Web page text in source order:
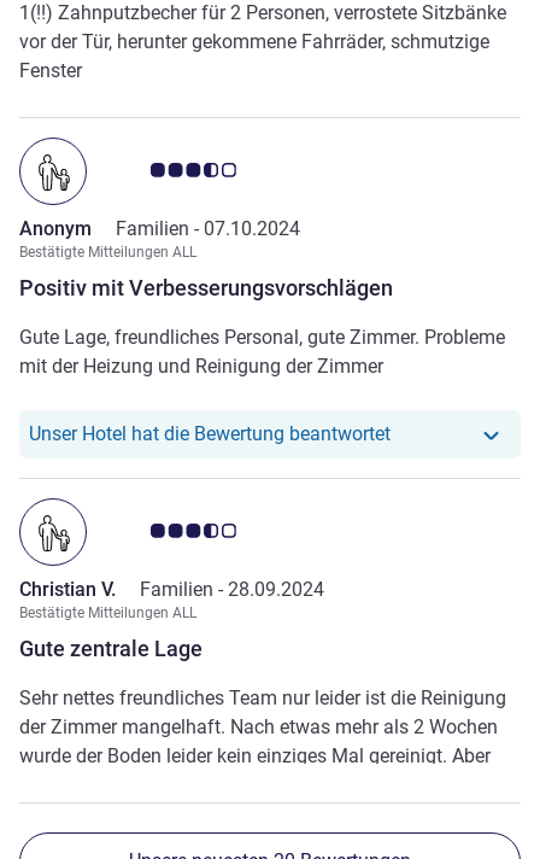
1(!!) Zahnputzbecher für 2 Personen, verrostete Sitzbänke
vor der Tür, herunter gekommene Fahrräder, schmutzige
Fenster
Positiv mit Verbesserungsvorschlägen
Note Kundenmeinungen 3.5/5
Anonym Familien - 07.10.2024
Bestätigte Mitteilungen ALL
Gute Lage, freundliches Personal, gute Zimmer. Probleme
mit der Heizung und Reinigung der Zimmer
Unser Hotel hat die Bewertung beantwortetUnser Hotel hat
Gute zentrale Lage
Note Kundenmeinungen 3.5/5
Christian V. Familien - 28.09.2024
Bestätigte Mitteilungen ALL
Sehr nettes freundliches Team nur leider ist die Reinigung
der Zimmer mangelhaft. Nach etwas mehr als 2 Wochen
wurde der Boden leider kein einziges Mal gereinigt. Aber